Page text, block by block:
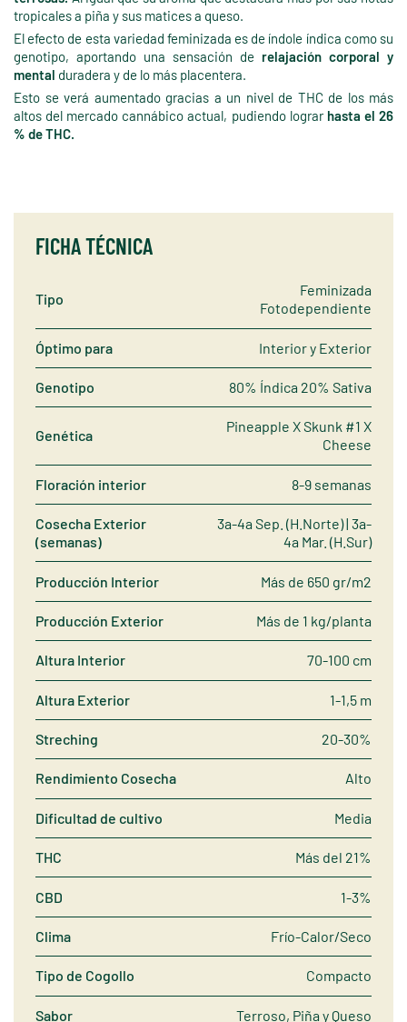
tropicales a piña y sus matices a queso.
El efecto de esta variedad feminizada es de índole índica como su
genotipo, aportando una sensación de relajación corporal y
mental duradera y de lo más placentera.
Esto se verá aumentado gracias a un nivel de THC de los más
altos del mercado cannábico actual, pudiendo lograr hasta el 26
% de THC.
FICHA TÉCNICA
Tipo
Feminizada
Fotodependiente
Óptimo para Interior y Exterior
Genotipo 80% Índica 20% Sativa
Genética
Pineapple X Skunk #1 X
Cheese
Floración interior 8-9 semanas
Cosecha Exterior
(semanas)
3a-4a Sep. (H.Norte) | 3a-
4a Mar. (H.Sur)
Producción Interior Más de 650 gr/m2
Producción Exterior Más de 1 kg/planta
Altura Interior 70-100 cm
Altura Exterior 1-1,5 m
Streching 20-30%
Rendimiento Cosecha Alto
Dificultad de cultivo Media
THC Más del 21%
CBD 1-3%
Clima Frío-Calor/Seco
Tipo de Cogollo Compacto
Sabor Terroso, Piña y Queso